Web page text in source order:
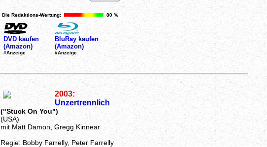
Die Redaktions-Wertung: 80 %
DVD kaufen
(Amazon)
#Anzeige
BluRay kaufen
(Amazon)
#Anzeige
2003:
Unzertrennlich
("Stuck On You")
(USA)
mit Matt Damon, Gregg Kinnear
Regie: Bobby Farrelly, Peter Farrelly